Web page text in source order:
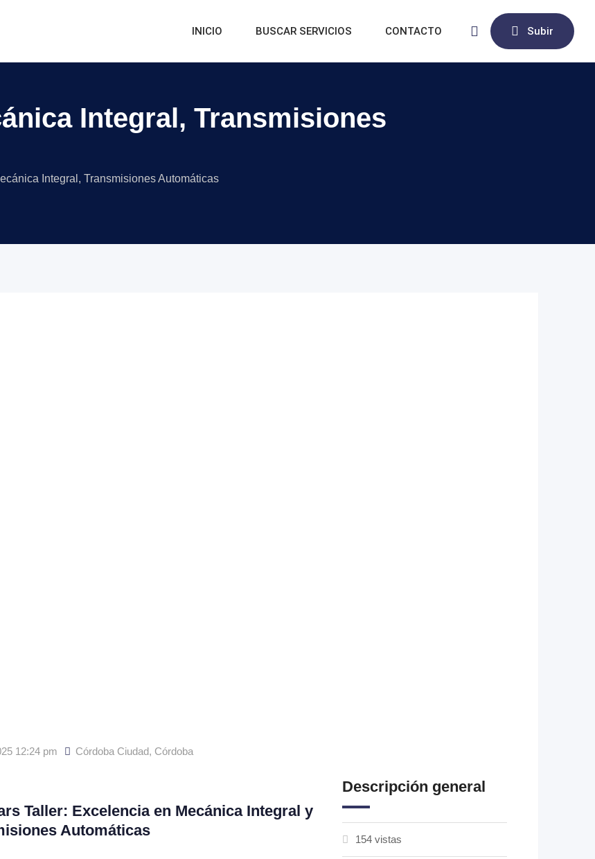
Subir
INICIO BUSCAR SERVICIOS CONTACTO
Integral, Transmisiones
Integral, Transmisiones Automáticas
12:24 pm Córdoba Ciudad, Córdoba
Taller: Excelencia en Mecánica Integral y
Automáticas
Descripción general
154 vistas